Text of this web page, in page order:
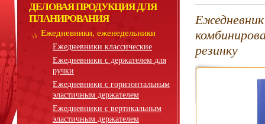
ДЕЛОВАЯ ПРОДУКЦИЯ ДЛЯ
ПЛАНИРОВАНИЯ
Ежедневники, еженедельники
Ежедневники классические
Ежедневники с держателем для
ручки
Ежедневники с горизонтальным
эластичным держателем
Ежедневники с вертикальным
эластичным держателем
резинку